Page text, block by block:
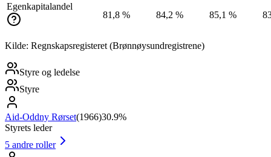
Egenkapitalandel
81,8 %
84,2 % 85,1 %
Kilde: Regnskapsregisteret (Brønnøysundregistrene)
Styre og ledelse
Styre
Aid-Oddny Rørset(1966)30.9%
Styrets leder
5 andre roller